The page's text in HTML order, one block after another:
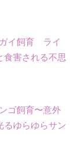
ガイ飼育 ライ
食害される不思
ゴ飼育〜意外
るゆらゆらサン